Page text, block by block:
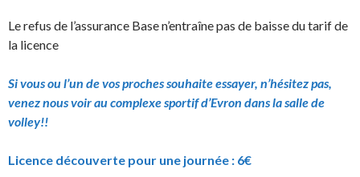
Le refus de l’assurance Base n’entraîne pas de baisse du tarif de
la licence
Si vous ou l’un de vos proches souhaite essayer, n’hésitez pas,
venez nous voir au complexe sportif d’Evron dans la salle de
volley!!
Licence découverte pour une journée : 6€